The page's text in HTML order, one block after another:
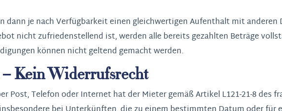
dann je nach Verfügbarkeit einen gleichwertigen Aufenthalt mit
nicht zufriedenstellend ist, werden alle bereits gezahlten Beträge
können nicht geltend gemacht werden.
Kein Widerrufsrecht
Post, Telefon oder Internet hat der Mieter gemäß Artikel L121-21-8 des